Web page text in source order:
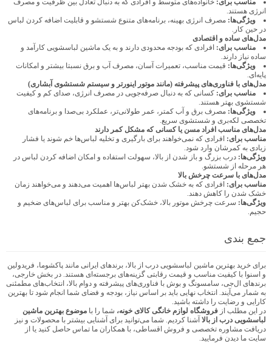
مناسب برای:خانواده‌های متوسط و افرادی که به دنبال تعادل بین ظرفیت و مصرف
انرژی هستند.
ویژگی‌ها:مصرف انرژی بهینه، برنامه‌های متنوع شستشو و قابلیت اضافه کردن لباس
در حین کار.
مدل‌های ساده و اقتصادی
مناسب برای:افرادی که بودجه محدودی دارند و به یک ماشین لباسشویی کارآمد و
ساده نیاز دارند.
ویژگی‌ها:قیمت مناسب، تعمیرات آسان، مصرف آب و برق نسبتا بیشتر و امکانات
پایه‌ای.
مدل‌های با فناوری‌های پیشرفته (مانند موتور اینورتر و سیستم شستشوی آبشاری)
مناسب برای:کسانی که به دنبال صرفه‌جویی در مصرف انرژی، صدای کم و کیفیت
شستشوی بهتر هستند.
ویژگی‌ها:مصرف برق و آب کمتر، عمر طولانی‌تر، عملکرد بی‌صدا و برنامه‌های
تخصصی لکه‌بری و شستشوی سریع.
مدل‌های مناسب افراد مسن یا کسانی که مشکل کمر دارند
مناسب برای:افرادی که نمی‌خواهند برای بارگیری و تخلیه لباس‌ها خم شوند یا فشار
زیادی به کمرشان وارد شود.
ویژگی‌ها:درب بزرگ و باز شدن از بالا، سهولت استفاده و امکان اضافه کردن لباس در
هر مرحله از شستشو.
مدل‌های با سرعت چرخش بالا
مناسب برای:افرادی که به خشک شدن بهتر لباس‌ها اهمیت می‌دهند و می‌خواهند زمان
خشک شدن را کاهش دهند.
ویژگی‌ها:سرعت چرخش موتور بالا، خشک‌کن بهتر و مناسب برای لباس‌های ضخیم و
حجیم.
جمع بندی
برای خرید بهترین ماشین لباسشویی درب از بالا، برندهای ایرانی مانند پاکشوما، فریدولین
و اسنوا با کیفیت مناسب و قیمت رقابتی گزینه‌های برجسته‌ای هستند. در بخش خارجی،
برندهای ال‌جی، سامسونگ و بوش با فناوری‌های پیشرفته و دوام بالا، انتخاب‌های مطمئنی
به شمار می‌آیند. انتخاب نهایی باید بر اساس نیاز، بودجه و فضای شما انجام شود تا بهترین
کارایی و رضایت را داشته باشید.
در این مطلب ازفروشگاه لوازم خانگی کالای‌ خونه،شما را با موضوع بهترین ماشین
لباسشویی درب از بالاآشنا کردیم. شما می‌توانید برای آشنایی بیشتر با محصولات و نیز
دریافت مشاوره تخصصی و فروش اقساطی، با همکاران ما تماس حاصل کنید یا از
سایت ما دیدن فرمایید.